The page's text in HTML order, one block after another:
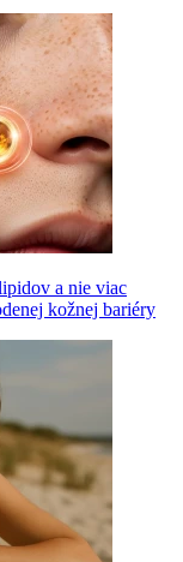
a nie viac
kožnej bariéry